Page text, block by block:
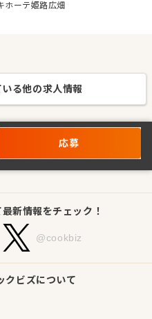
ホーテ姫路広畑
る他の求人情報
応募
新情報をチェック！
@cookbiz
クビズについて